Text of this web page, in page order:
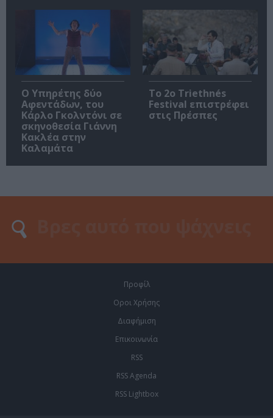
Ο Υπηρέτης δύο
Αφεντάδων, του
Κάρλο Γκολντόνι σε
σκηνοθεσία Γιάννη
Κακλέα στην
Καλαμάτα
Το 2ο Triethnés
Festival επιστρέφει
στις Πρέσπες
Προφίλ
Οροι Χρήσης
Διαφήμιση
Επικοινωνία
RSS
RSS Agenda
RSS Lightbox